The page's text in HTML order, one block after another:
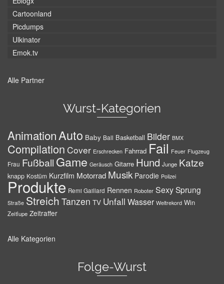
Cartoonland
Picdumps
Ulkinator
Emok.tv
Alle Partner
Wurst-Kategorien
AnimationAuto Baby Ball Basketball Bilder BMX
Compilation Cover Erschrecken Fahrrad Fail Feuer Flugzeug
Frau Fußball Game Geräusch Gitarre Hund Junge Katze
knapp Kostüm Kurzfilm Motorrad Musik Parodie Polizei
Produkte Remi Gaillard Rennen Roboter SexySprung
Straße Streich Tanzen TV Unfall Wasser Weltrekord Win
Zeitlupe Zeitraffer
Alle Kategorien
Folge-Wurst